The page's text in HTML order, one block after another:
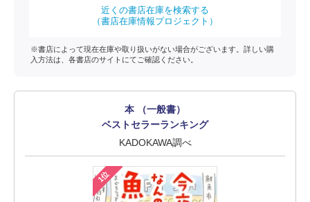
近くの書店在庫を検索する
（書店在庫情報プロジェクト）
※書店によって現在在庫や取り扱いがない場合がございます。詳しい購
入方法は、各書店のサイトにてご確認ください。
本 （一般書）
ベストセラーランキング
KADOKAWA調べ
1位